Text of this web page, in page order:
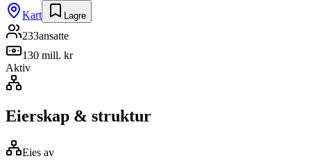
Kart
Lagre
233ansatte
130 mill. kr
Aktiv
Eierskap & struktur
Eies av